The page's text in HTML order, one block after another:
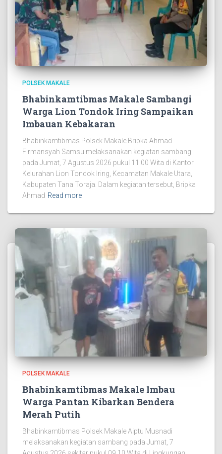
POLSEK MAKALE
Bhabinkamtibmas Makale Sambangi
Warga Lion Tondok Iring Sampaikan
Imbauan Kebakaran
Bhabinkamtibmas Polsek Makale Bripka Ahmad
Firmansyah Samsu melaksanakan kegiatan sambang
pada Jumat, 7 Agustus 2026 pukul 11.00 Wita di Kantor
Kelurahan Lion Tondok Iring, Kecamatan Makale Utara,
Kabupaten Tana Toraja. Dalam kegiatan tersebut, Bripka
Ahmad Read more
POLSEK MAKALE
Bhabinkamtibmas Makale Imbau
Warga Pantan Kibarkan Bendera
Merah Putih
Bhabinkamtibmas Polsek Makale Aiptu Musnadi
melaksanakan kegiatan sambang pada Jumat, 7